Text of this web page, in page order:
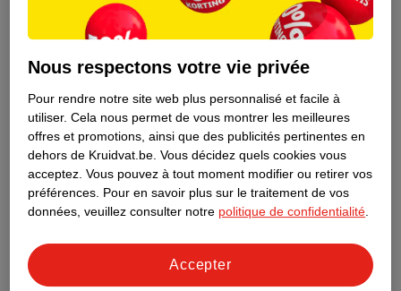
O'Keeffe's Crème Pour
Les Mains Working
Nous respectons votre vie privée
Pour rendre notre site web plus personnalisé et facile à
utiliser. Cela nous permet de vous montrer les meilleures
offres et promotions, ainsi que des publicités pertinentes en
dehors de Kruidvat.be. Vous décidez quels cookies vous
acceptez. Vous pouvez à tout moment modifier ou retirer vos
préférences. Pour en savoir plus sur le traitement de vos
données, veuillez consulter notre politique de confidentialité
Accepter